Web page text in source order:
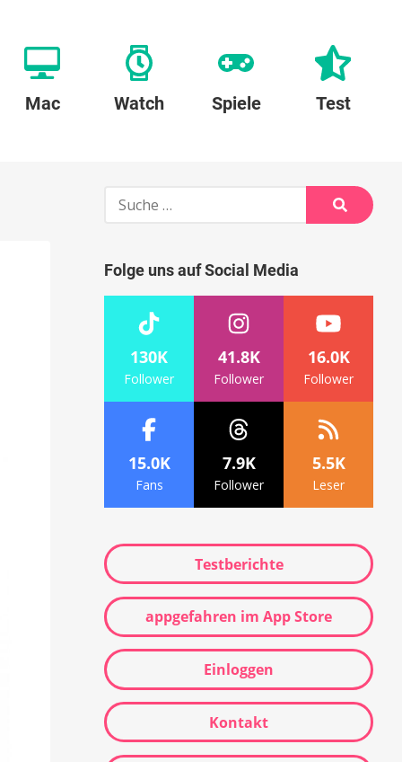
Mac Watch Spiele Test
Suche
Suche
Folge uns auf Social Media
130K
Follower
41.8K
Follower
16.0K
Follower
15.0K
Fans
7.9K
Follower
5.5K
Leser
Testberichte
appgefahren im App Store
Einloggen
Kontakt